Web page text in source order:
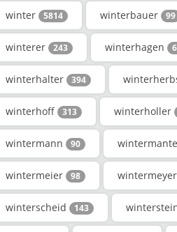
winter 5814 winterbauer 99
winterer 243 winterhagen
winterhalter 394
winterhoff 313 winterholler
wintermann 90
wintermeier 98 wintermeyer
winterscheid 143